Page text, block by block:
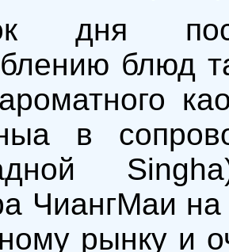
дня
блюд
в
ЧиангМаи
рынку и